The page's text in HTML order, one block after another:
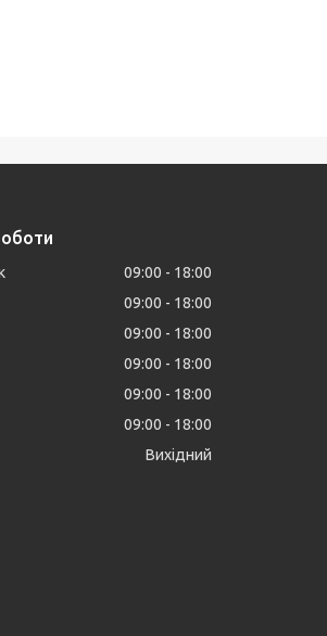
09:00
18:00
09:00
18:00
09:00
18:00
09:00
18:00
09:00
18:00
09:00
18:00
Вихідний